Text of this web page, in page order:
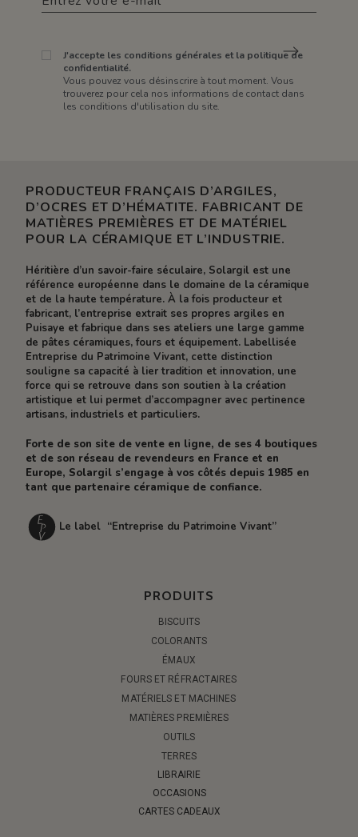
J'accepte les conditions générales et la politique de
confidentialité.
Vous pouvez vous désinscrire à tout moment. Vous
trouverez pour cela nos informations de contact dans
les conditions d'utilisation du site.
PRODUCTEUR FRANÇAIS D’ARGILES,
D’OCRES ET D’HÉMATITE. FABRICANT DE
MATIÈRES PREMIÈRES ET DE MATÉRIEL
POUR LA CÉRAMIQUE ET L’INDUSTRIE.
Héritière d’un savoir-faire séculaire, Solargil est une
référence européenne dans le domaine de la céramique
et de la haute température. À la fois producteur et
fabricant, l’entreprise extrait ses propres argiles en
Puisaye et fabrique dans ses ateliers une large gamme
de pâtes céramiques, fours et équipement. Labellisée
Entreprise du Patrimoine Vivant, cette distinction
souligne sa capacité à lier tradition et innovation, une
force qui se retrouve dans son soutien à la création
artistique et lui permet d’accompagner avec pertinence
artisans, industriels et particuliers.
Forte de son site de vente en ligne, de ses 4 boutiques
et de son réseau de revendeurs en France et en
Europe, Solargil s’engage à vos côtés depuis 1985 en
tant que partenaire céramique de confiance.
Le label “Entreprise du Patrimoine Vivant”
PRODUITS
BISCUITS
COLORANTS
ÉMAUX
FOURS ET RÉFRACTAIRES
MATÉRIELS ET MACHINES
MATIÈRES PREMIÈRES
OUTILS
TERRES
LIBRAIRIE
OCCASIONS
CARTES CADEAUX